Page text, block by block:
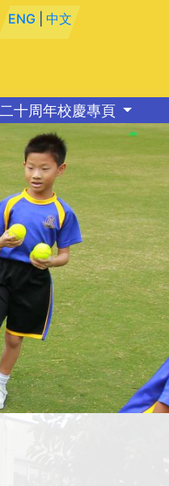
ENG |中文
二十周年校慶專頁